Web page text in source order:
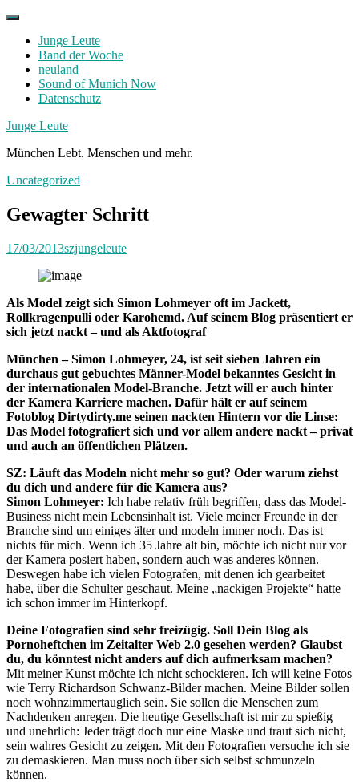
Skip
contentJunge Leute
Band der Woche
neuland
Sound of Munich Now
Datenschutz
Facebook
Twitter
Instagram
Junge Leute
München Lebt. Menschen und mehr.
Uncategorized
Gewagter Schritt
17/03/2013szjungeleute
Als Model zeigt sich Simon Lohmeyer oft im Jackett,
Rollkragenpulli oder Karohemd. Auf seinem Blog präsentiert er
sich jetzt nackt – und als Aktfotograf
München – Simon Lohmeyer, 24, ist seit sieben Jahren ein
durchaus gut gebuchtes Männer-Model bekanntes Gesicht in
der internationalen Model-Branche. Jetzt will er auch hinter
der Kamera Karriere machen. Dafür hält er auf seinem
Fotoblog Dirtydirty.me seinen nackten Hintern vor die Linse:
Das Model fotografiert sich und vor allem andere nackt – privat
und auch an öffentlichen Plätzen.
SZ: Läuft das Modeln nicht mehr so gut? Oder warum ziehst
du dich und andere für die Kamera aus?
Simon Lohmeyer: Ich habe relativ früh begriffen, dass das Model-
Business nicht mein Lebensinhalt ist. Viele meiner Freunde in der
Branche sind um einiges älter und modeln immer noch. Das ist
nichts für mich. Wenn ich 35 Jahre alt bin, möchte ich nicht nur vor
der Kamera posiert haben, sondern auch was anderes können.
Deswegen habe ich vielen Fotografen, mit denen ich gearbeitet
habe, über die Schulter geschaut. Meine „nackigen Projekte“ hatte
ich schon immer im Hinterkopf.
Deine Fotografien sind sehr freizügig. Soll Dein Blog als
Pornoheftchen im Zeitalter Web 2.0 gesehen werden? Glaubst
du, du könntest nicht anders auf dich aufmerksam machen?
Mit meiner Kunst möchte ich nicht schockieren. Ich will keine Fotos
wie Terry Richardson Schwanz-Bilder machen. Meine Bilder sollen
noch wohnzimmertauglich sein. Sie sollen die Menschen zum
Nachdenken anregen. Die heutige Gesellschaft ist mir zu spießig
und unehrlich: Jeder trägt doch nur eine Maske und traut sich nicht,
sein wahres Gesicht zu zeigen. Mit den Fotografien versuche ich sie
zu demaskieren. Man muss noch über sich selbst schmunzeln
können.